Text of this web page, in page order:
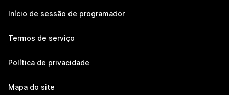
Início de sessão de programador
Termos de serviço
Política de privacidade
Mapa do site